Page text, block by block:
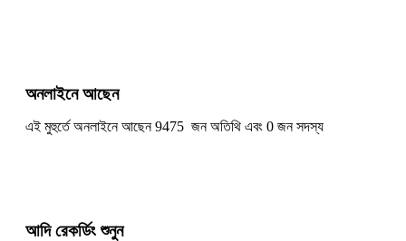
অনলাইনে আছেন
এই মুহুর্তে অনলাইনে আছেন 9475 জন অতিথি এবং 0 জন সদস্য
আদি রেকর্ডিং শুনুন